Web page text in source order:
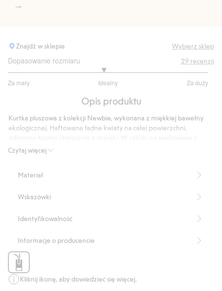
Znajdź w sklepie Wybierz sklep
Dopasowanie rozmiaru
Za mały Idealny Za duży
na
22
głosów
29 recenzji
Opis produktu
Czytaj więcej
Kurtka pluszowa z kolekcji Newbie, wykonana z miękkiej bawełny
ekologicznej. Haftowane ładne kwiaty na całej powierzchni,
dopasowanego dżerseju, ściągacz przy mankietach i zamek
dla rodzeństwa, aby uzyskać jeszcze bardziej harmonijną, uroczą
Produkt zawiera 100% poliestru z odzysku.
Blended Recycled Polyester
Materiał
Wskazówki
Identyfikowalność
Informacje o producencie
Kliknij ikonę, aby dowiedzieć się więcej.